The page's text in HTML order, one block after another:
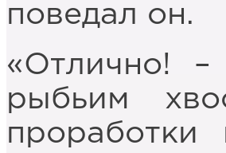
поведал он.
«Отлично!
рыбьим